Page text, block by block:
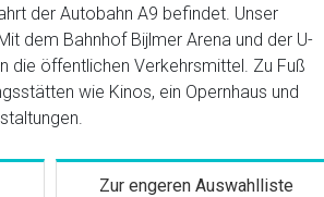
der Autobahn A9 befindet. Unser
dem Bahnhof Bijlmer Arena und der U-
die öffentlichen Verkehrsmittel. Zu Fuß
wie Kinos, ein Opernhaus und
Zur engeren Auswahlliste